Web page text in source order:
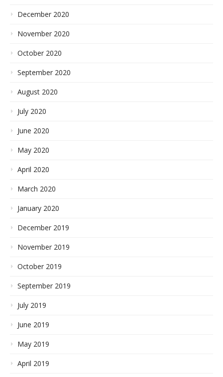
December 2020
November 2020
October 2020
September 2020
August 2020
July 2020
June 2020
May 2020
April 2020
March 2020
January 2020
December 2019
November 2019
October 2019
September 2019
July 2019
June 2019
May 2019
April 2019